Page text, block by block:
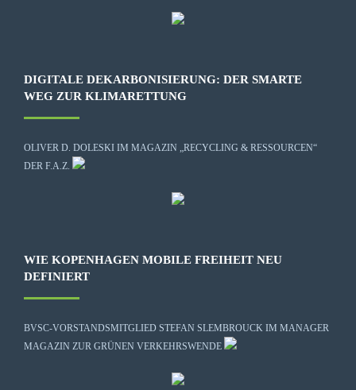
DIGITALE DEKARBONISIERUNG: DER SMARTE
WEG ZUR KLIMARETTUNG
OLIVER D. DOLESKI IM MAGAZIN „RECYCLING & RESSOURCEN“
DER F.A.Z.
WIE KOPENHAGEN MOBILE FREIHEIT NEU
DEFINIERT
BVSC-VORSTANDSMITGLIED STEFAN SLEMBROUCK IM MANAGER
MAGAZIN ZUR GRÜNEN VERKEHRSWENDE